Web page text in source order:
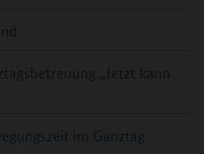
„Jetzt kann
im Ganztag